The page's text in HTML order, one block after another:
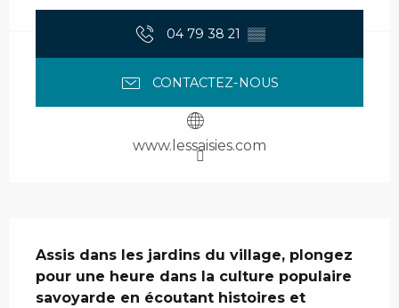
04 79 38 21 ▒▒
CONTACTEZ-NOUS
www.lessaisies.com
Assis dans les jardins du village, plongez
pour une heure dans la culture populaire
savoyarde en écoutant histoires et